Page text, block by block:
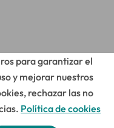
para garantizar el
y mejorar nuestros
rechazar las no
Política de cookies